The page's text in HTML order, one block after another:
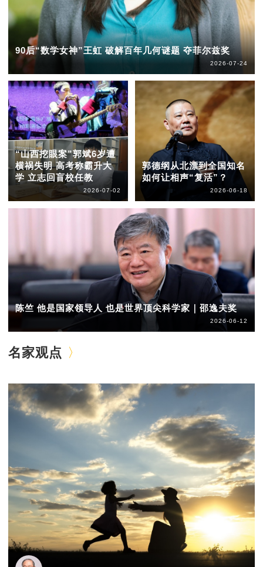
90后“数学女神”王虹 破解百年几何谜题 夺菲尔兹奖
2026-07-24
“山西挖眼案”郭斌6岁遭
横祸失明 高考称霸升大
学 立志回盲校任教
2026-07-02
郭德纲从北漂到全国知名
如何让相声“复活”？
2026-06-18
陈竺 他是国家领导人 也是世界顶尖科学家｜邵逸夫奖
2026-06-12
名家观点